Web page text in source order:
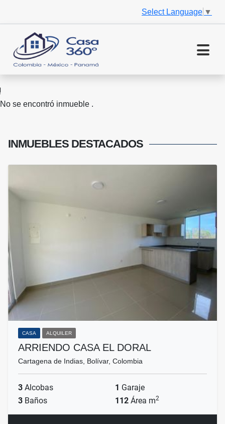
Select Language ▼
No se encontró inmueble .
INMUEBLES DESTACADOS
CASA ALQUILER
ARRIENDO CASA EL DORAL
Cartagena de Indias, Bolívar, Colombia
3 Alcobas 1 Garaje
3 Baños 112 Área m2